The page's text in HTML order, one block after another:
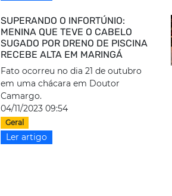
SUPERANDO O INFORTÚNIO:
MENINA QUE TEVE O CABELO
SUGADO POR DRENO DE PISCINA
RECEBE ALTA EM MARINGÁ
Fato ocorreu no dia 21 de outubro
em uma chácara em Doutor
Camargo.
04/11/2023 09:54
Geral
Ler artigo